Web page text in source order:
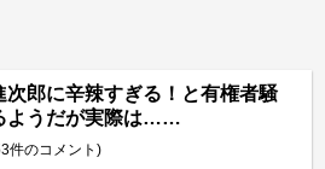
次郎に辛辣すぎる！と有権者騒
ようだが実際は……
件のコメント)